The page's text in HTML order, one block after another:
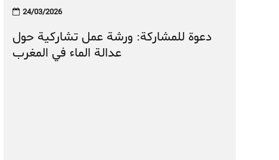
24/03/2026
دعوة للمشاركة: ورشة عمل تشاركية حول
عدالة الماء في المغرب